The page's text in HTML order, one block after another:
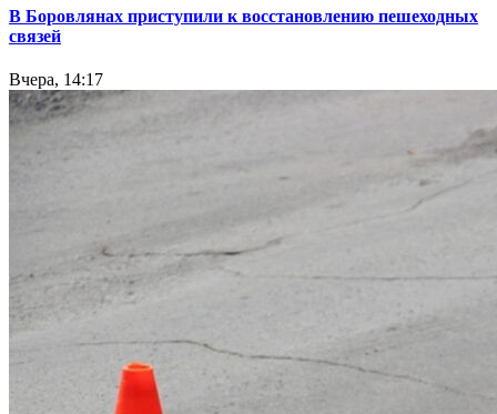
В Боровлянах приступили к восстановлению пешеходных
связей
Вчера, 14:17